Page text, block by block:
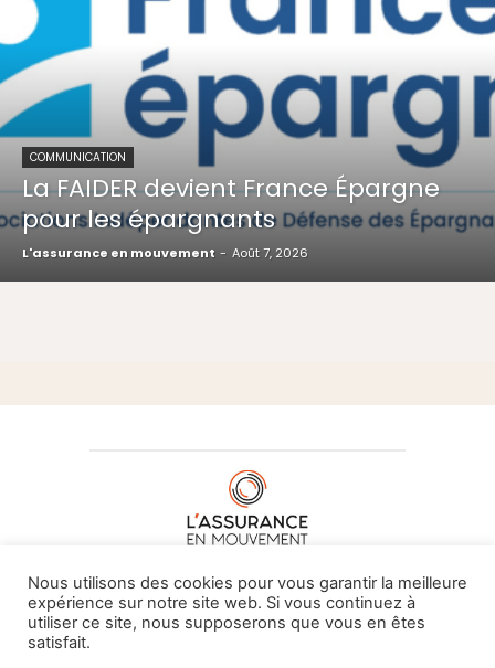
COMMUNICATION
La FAIDER devient France Épargne
pour les épargnants
L'assurance en mouvement - Août 7, 2026
À PROPOS DE NOUS•CONTACT
Nous utilisons des cookies pour vous garantir la meilleure
expérience sur notre site web. Si vous continuez à
utiliser ce site, nous supposerons que vous en êtes
satisfait.